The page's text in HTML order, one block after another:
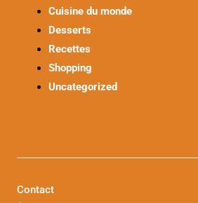
Cuisine du monde
Desserts
Recettes
Shopping
Uncategorized
Contact